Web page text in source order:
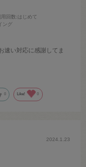
回数:はじめて
ング
速い対応に感謝してま
0 Like! 0
2024.1.23